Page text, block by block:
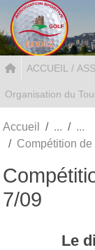
ACCUEIL /
Organisation du
Accueil
Compétition
7/09
Le
Panneau de